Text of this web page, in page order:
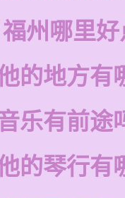
州哪里好
的地方有
乐有前途
的琴行有